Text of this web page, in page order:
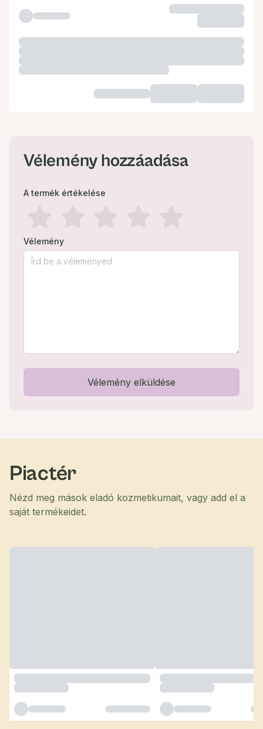
Vélemény hozzáadása
A termék értékelése
Vélemény
Vélemény elküldése
Piactér
Nézd meg mások eladó kozmetikumait, vagy add el a
saját termékeidet.